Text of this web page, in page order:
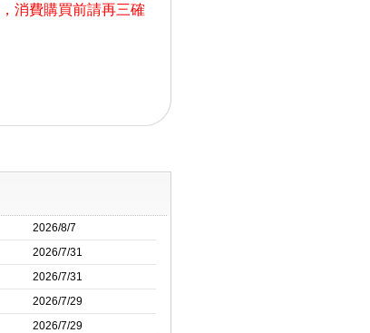
消費購買前請再三確
2026/8/7
2026/7/31
2026/7/31
2026/7/29
2026/7/29